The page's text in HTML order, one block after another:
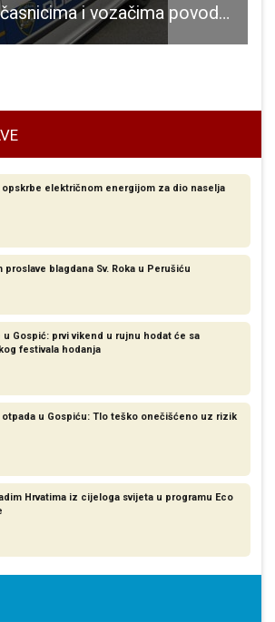
Savjeti hodočasnicima i vozačima povodom Velike Gospe
opskrbe električnom energijom za dio naselja
blagdana Sv. Roka u Perušiću
Gospić: prvi vikend u rujnu hodat će sa
festivala hodanja
otpada u Gospiću: Tlo teško onečišćeno uz rizik
Hrvatima iz cijeloga svijeta u programu Eco